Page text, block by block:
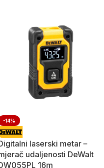
-14%
laserski metar –
udaljenosti DeWalt
16m